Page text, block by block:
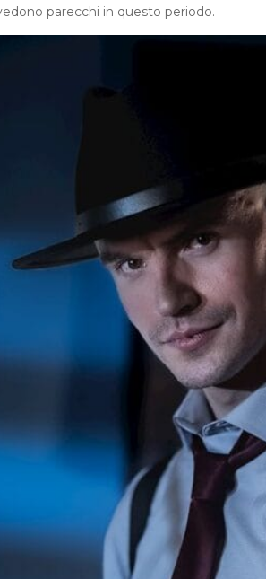
parecchi in questo periodo.